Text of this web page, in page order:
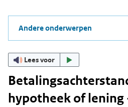
Andere onderwerpen
Lees voor
hypotheek of lening